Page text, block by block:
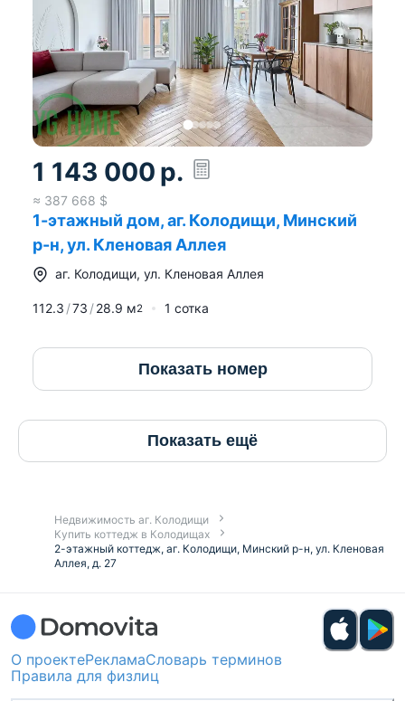
выгодно выделяется среди большинства
аналогов благодаря своему инвестиционному
потенциалу: его текущая рыночная ликвидность
может достигать 70%.
Редкое предложение для тех, кто ищет не
просто дом, а статус, приватность и готовое
премиальное решение без компромиссов.
Подробности по телефону.
УП «Квадратный метр»
Лицензия 02240/29_
Договор 605/24 от 19.11.2025
1 143 000 р.
≈ 387 668 $
1-этажный дом, аг. Колодищи, Минский
р-н, ул. Кленовая Аллея
аг. Колодищи, ул. Кленовая Аллея
112.3 73 28.9 м2 1 сотка
Показать номер
Показать ещё
Недвижимость аг. Колодищи
Купить коттедж в Колодищах
2-этажный коттедж, аг. Колодищи, Минский р-н, ул. Кленовая
Аллея, д. 27
О проектеРекламаСловарь терминов
Правила для физлиц